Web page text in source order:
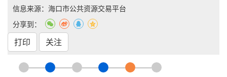
信息来源：海口市公共资源交易平台
分享到：
打印 关注